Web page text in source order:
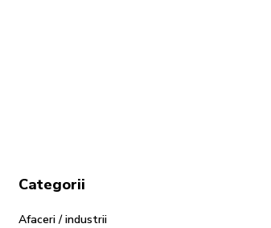
Categorii
Afaceri / industrii